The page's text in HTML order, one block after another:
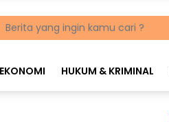
EKONOMI HUKUM & KRIMINAL